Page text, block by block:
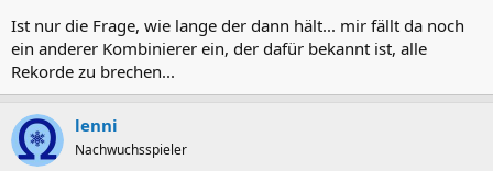
Ist nur die Frage, wie lange der dann hält... mir fällt da noch
ein anderer Kombinierer ein, der dafür bekannt ist, alle
Rekorde zu brechen...
lenni
Nachwuchsspieler